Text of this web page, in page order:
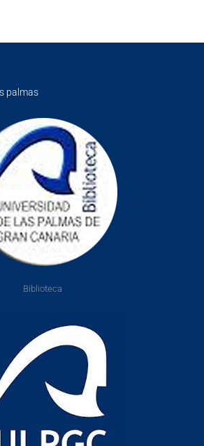
palmas
Biblioteca